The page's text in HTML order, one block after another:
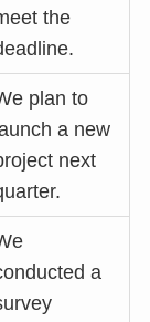
the
plan to
a new
next
a